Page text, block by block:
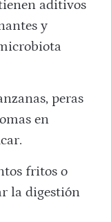
aditivos
y
peras
en
fritos o
la digestión